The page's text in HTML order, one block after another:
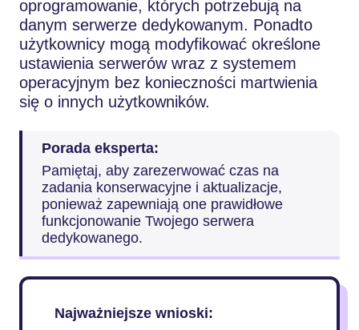
oprogramowanie, których potrzebują na
danym serwerze dedykowanym. Ponadto
użytkownicy mogą modyfikować określone
ustawienia serwerów wraz z systemem
operacyjnym bez konieczności martwienia
się o innych użytkowników.
Porada eksperta:
Pamiętaj, aby zarezerwować czas na
zadania konserwacyjne i aktualizacje,
ponieważ zapewniają one prawidłowe
funkcjonowanie Twojego serwera
dedykowanego.
Najważniejsze wnioski: